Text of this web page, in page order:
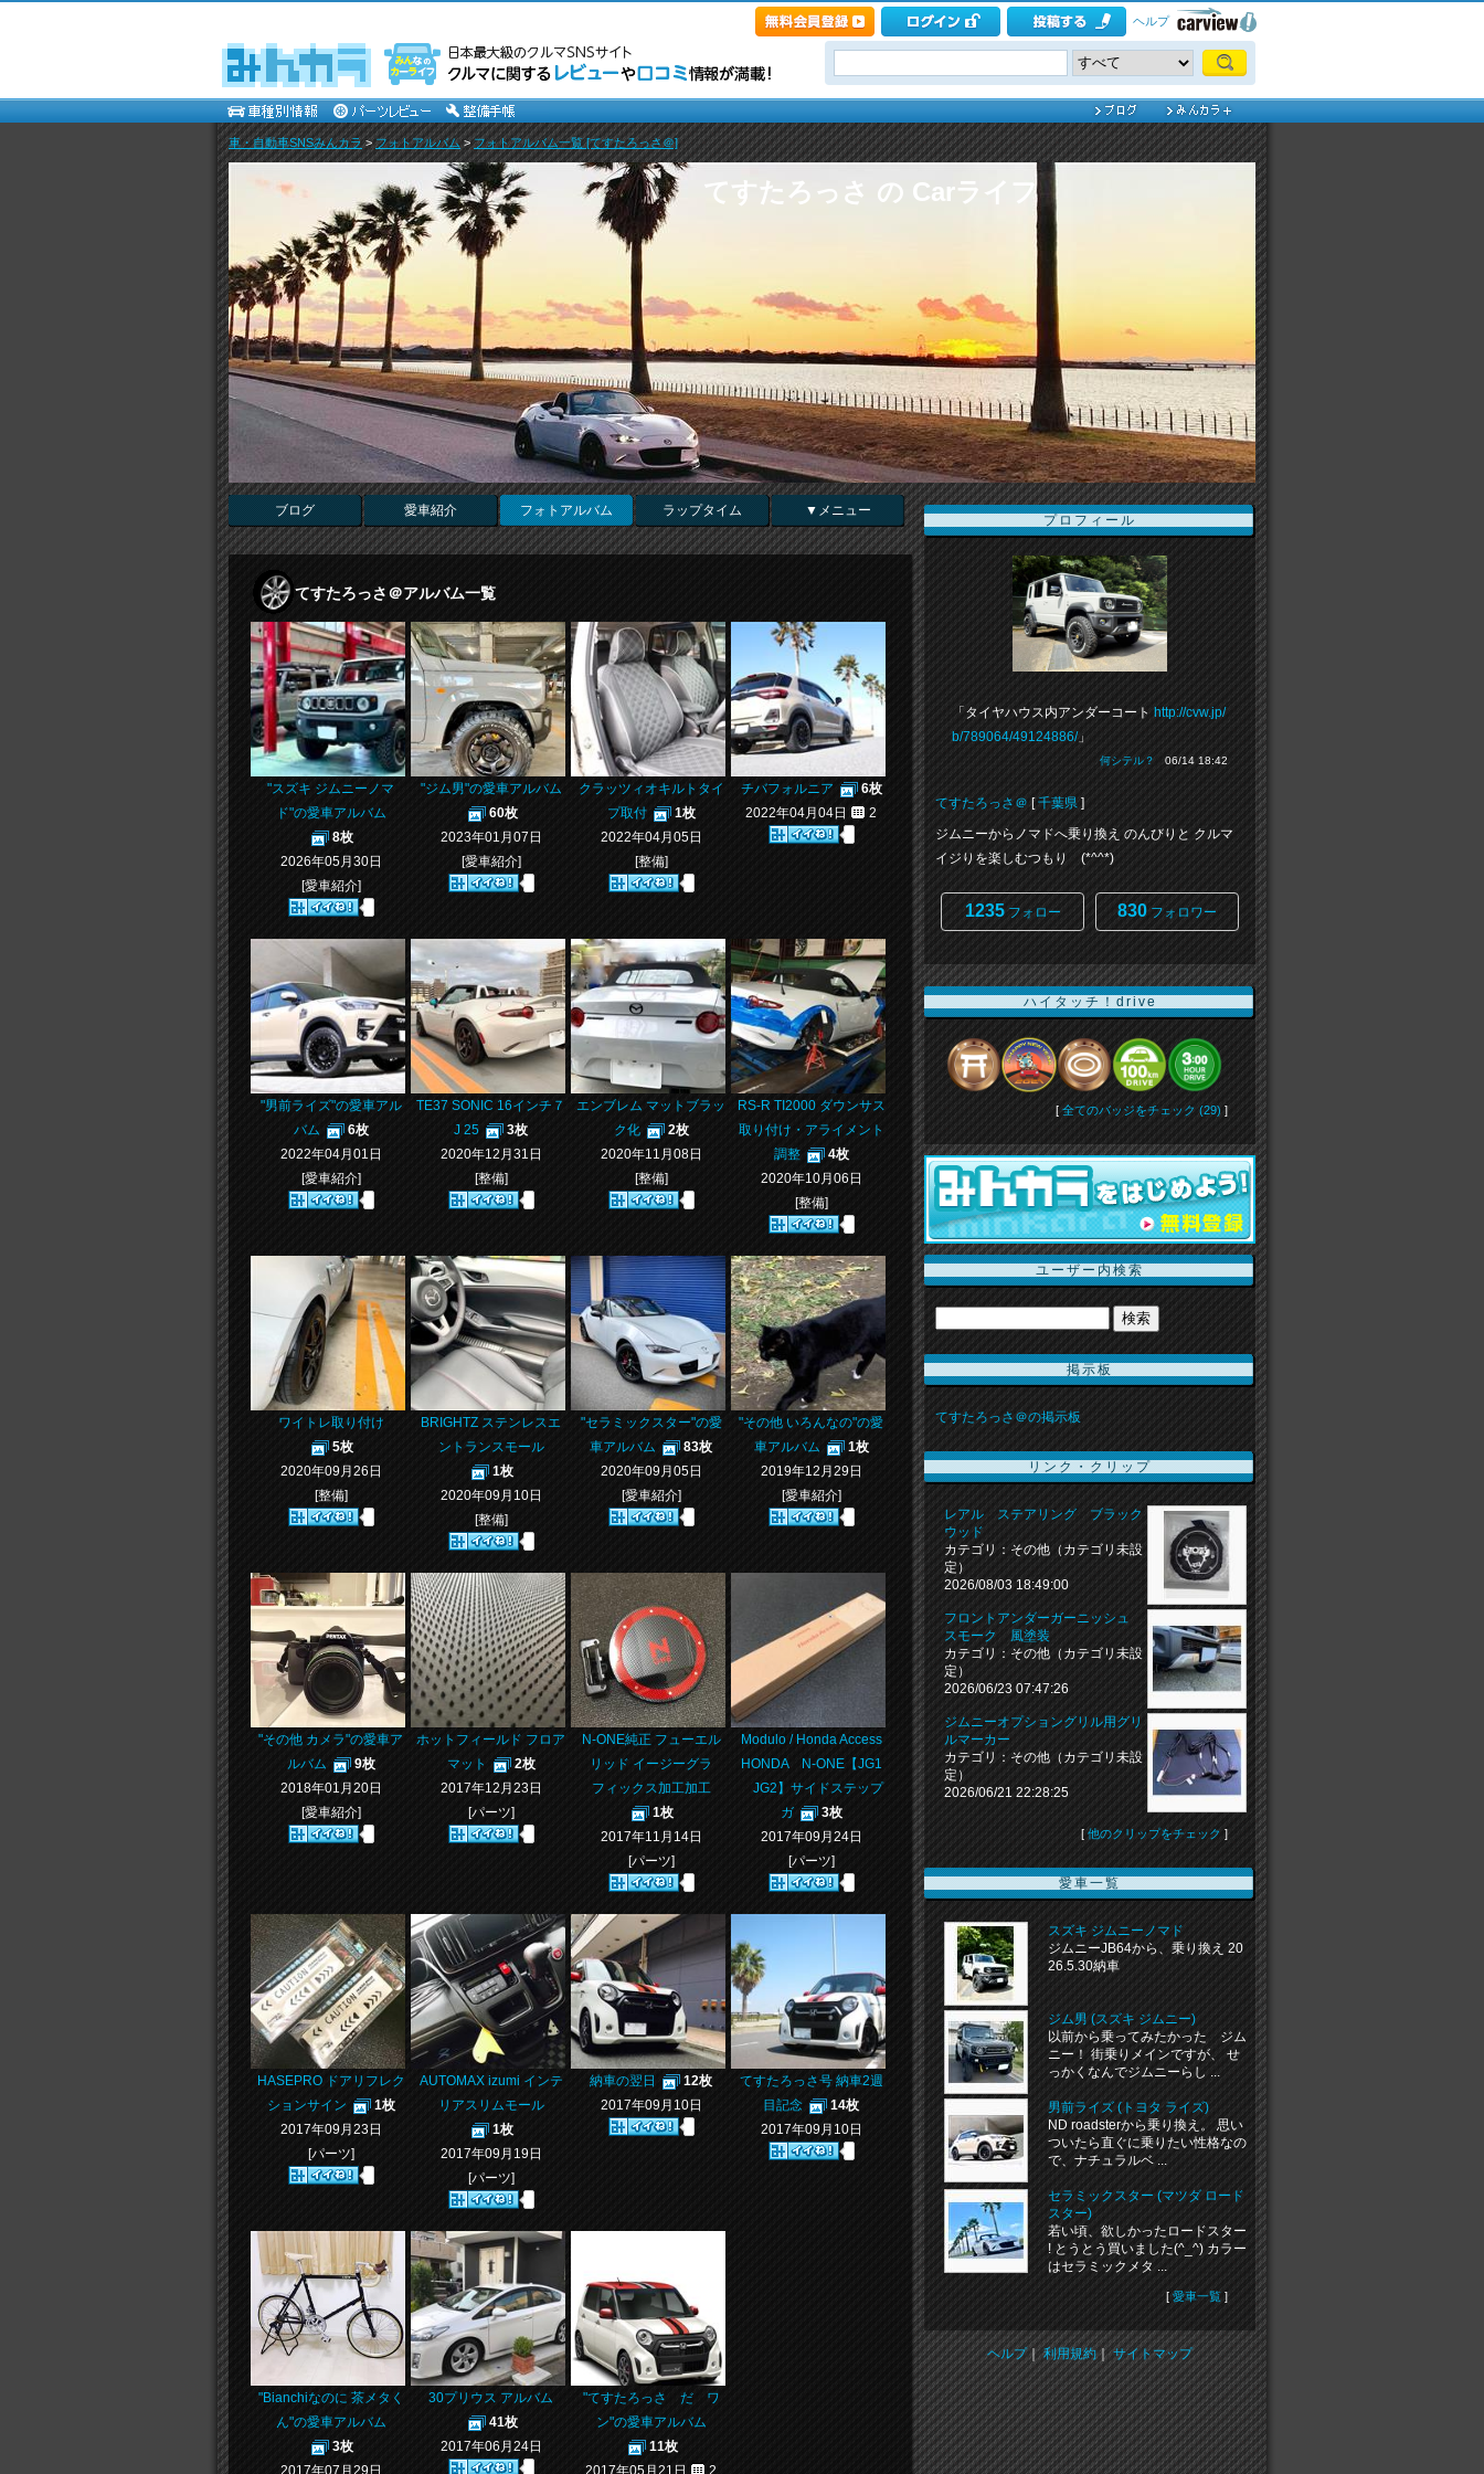
ヘルプ
車・自動車SNSみんカラ>フォトアルバム>フォトアルバム一覧 [てすたろっさ＠]
てすたろっさ の Carライフ
ブログ 愛車紹介 フォトアルバム ラップタイム ▼メニュー
てすたろっさ＠アルバム一覧
"スズキ ジムニーノマ
ド"の愛車アルバム
8枚
2026年05月30日
[愛車紹介]
"ジム男"の愛車アルバム
60枚
2023年01月07日
[愛車紹介]
クラッツィオキルトタイ
プ取付
1枚
2022年04月05日
[整備]
チバフォルニア
6枚
2022年04月04日
2
"男前ライズ"の愛車アル
バム
6枚
2022年04月01日
[愛車紹介]
TE37 SONIC 16インチ７
J 25
3枚
2020年12月31日
[整備]
エンブレム マットブラッ
ク化
2枚
2020年11月08日
[整備]
RS-R TI2000 ダウンサス
取り付け・アライメント
調整
4枚
2020年10月06日
[整備]
ワイトレ取り付け
5枚
2020年09月26日
[整備]
BRIGHTZ ステンレスエ
ントランスモール
1枚
2020年09月10日
[整備]
"セラミックスター"の愛
車アルバム
83枚
2020年09月05日
[愛車紹介]
"その他 いろんなの"の愛
車アルバム
1枚
2019年12月29日
[愛車紹介]
"その他 カメラ"の愛車ア
ルバム
9枚
2018年01月20日
[愛車紹介]
ホットフィールド フロア
マット
2枚
2017年12月23日
[パーツ]
N-ONE純正 フューエル
リッド イージーグラ
フィックス加工加工
1枚
2017年11月14日
[パーツ]
Modulo / Honda Access
HONDA N-ONE【JG1
JG2】サイドステップ
ガ
3枚
2017年09月24日
[パーツ]
HASEPRO ドアリフレク
ションサイン
1枚
2017年09月23日
[パーツ]
AUTOMAX izumi インテ
リアスリムモール
1枚
2017年09月19日
[パーツ]
納車の翌日
12枚
2017年09月10日
てすたろっさ号 納車2週
目記念
14枚
2017年09月10日
"Bianchiなのに 茶メタく
ん"の愛車アルバム
3枚
2017年07月29日
30プリウス アルバム
41枚
2017年06月24日
"てすたろっさ だ ワ
ン"の愛車アルバム
11枚
2017年05月21日
2
プロフィール
「タイヤハウス内アンダーコート http://cvw.jp/
b/789064/49124886/」
何シテル？ 06/14 18:42
てすたろっさ＠[千葉県]
ジムニーからノマドへ乗り換え のんびりと クルマ
イジりを楽しむつもり (*^^*)
1235フォロー 830フォロワー
ハイタッチ！drive
[全てのバッジをチェック (29) ]
ユーザー内検索
掲示板
てすたろっさ＠の掲示板
リンク・クリップ
レアル ステアリング ブラック
ウッド
カテゴリ：その他（カテゴリ未設
定）
2026/08/03 18:49:00
フロントアンダーガーニッシュ
スモーク 風塗装
カテゴリ：その他（カテゴリ未設
定）
2026/06/23 07:47:26
ジムニーオプショングリル用グリ
ルマーカー
カテゴリ：その他（カテゴリ未設
定）
2026/06/21 22:28:25
[他のクリップをチェック ]
愛車一覧
スズキ ジムニーノマド
ジムニーJB64から、乗り換え 20
26.5.30納車
ジム男 (スズキ ジムニー)
以前から乗ってみたかった ジム
ニー！ 街乗りメインですが、 せ
っかくなんでジムニーらし ...
男前ライズ (トヨタ ライズ)
ND roadsterから乗り換え。 思い
ついたら直ぐに乗りたい性格なの
で、ナチュラルベ ...
セラミックスター (マツダ ロード
スター)
若い頃、欲しかったロードスター
! とうとう買いました(^_^) カラー
はセラミックメタ ...
[ 愛車一覧 ]
ヘルプ｜利用規約｜サイトマップ